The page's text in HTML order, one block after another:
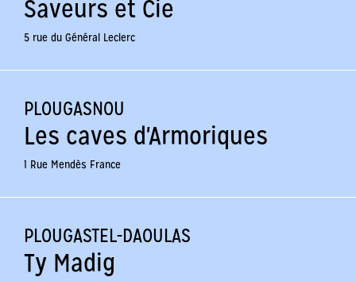
Saveurs et Cie
5 rue du Général Leclerc
PLOUGASNOU
Les caves d'Armoriques
1 Rue Mendès France
PLOUGASTEL-DAOULAS
Ty Madig